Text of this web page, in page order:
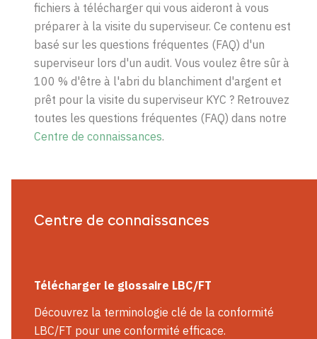
fichiers à télécharger qui vous aideront à vous
préparer à la visite du superviseur. Ce contenu est
basé sur les questions fréquentes (FAQ) d'un
superviseur lors d'un audit. Vous voulez être sûr à
100 % d'être à l'abri du blanchiment d'argent et
prêt pour la visite du superviseur KYC ? Retrouvez
toutes les questions fréquentes (FAQ) dans notre
Centre de connaissances.
Centre de connaissances
Télécharger le glossaire LBC/FT
Découvrez la terminologie clé de la conformité
LBC/FT pour une conformité efficace.